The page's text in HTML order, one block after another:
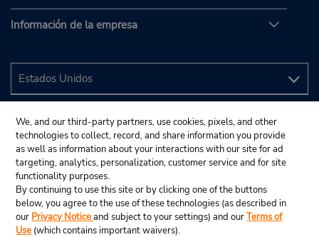
Información de la empresa
We, and our third-party partners, use cookies, pixels, and other
technologies to collect, record, and share information you provide
as well as information about your interactions with our site for ad
targeting, analytics, personalization, customer service and for site
functionality purposes.
By continuing to use this site or by clicking one of the buttons
below, you agree to the use of these technologies (as described in
our Privacy Noticeand subject to your settings) and ourTerms of
Use (which contains important waivers).